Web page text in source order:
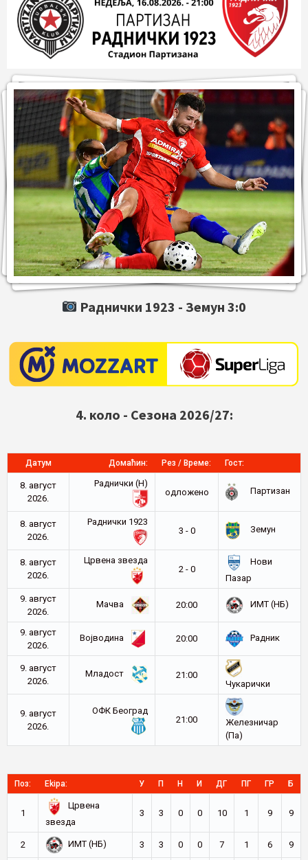
Раднички 1923 -Земун 3:0
4. коло - Сезона 2026/27:
Датум Домаћин: Рез / Време: Гост:
8. август
2026.
Раднички (Н)
oдложено
Партизан
8. август
2026.
Раднички 1923
3 - 0
Земун
8. август
2026.
Црвена звезда
2 - 0
Нови
Пазар
9. август
2026.
Мачва 20:00 ИМТ (НБ)
9. август
2026.
Војводина 20:00 Радник
9. август
2026.
Младост
21:00
Чукарички
9. август
2026.
ОФК Београд
21:00
Железничар
(Па)
Поз: Ekipa: У П Н И ДГ ПГ ГР Б
1
Црвена
звезда
3 3 0 0 10 1 9 9
2 ИМТ (НБ) 3 3 0 0 7 1 6 9